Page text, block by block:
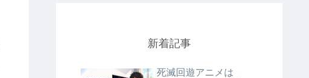
新着記事
死滅回遊アニメは